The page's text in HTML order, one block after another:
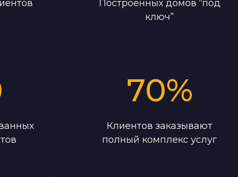
Построенных домов “под
ключ”
70%
Клиентов заказывают
полный комплекс услуг